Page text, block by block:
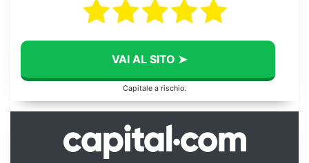
VAI AL SITO ➤
Capitale a rischio.